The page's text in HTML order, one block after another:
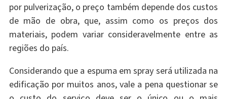
por pulverização, o preço também depende dos custos
de mão de obra, que, assim como os preços dos
materiais, podem variar consideravelmente entre as
regiões do país.
Considerando que a espuma em spray será utilizada na
edificação por muitos anos, vale a pena questionar se